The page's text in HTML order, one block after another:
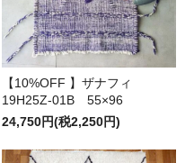
【10%OFF 】ザナフィ
19H25Z-01B 55×96
24,750円(税2,250円)